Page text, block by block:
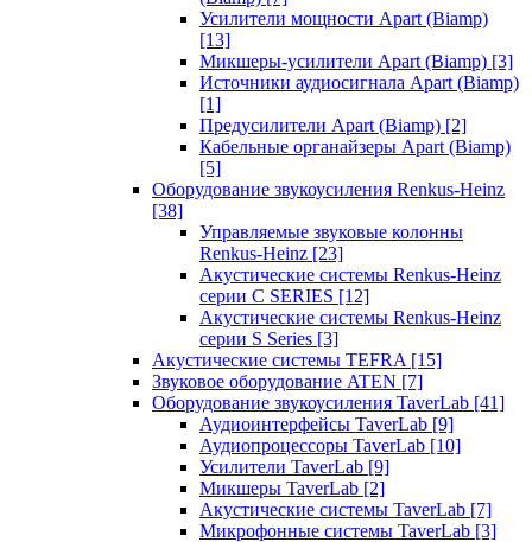
Усилители мощности Apart (Biamp)
[13]
Микшеры-усилители Apart (Biamp) [3]
Источники аудиосигнала Apart (Biamp)
[1]
Предусилители Apart (Biamp) [2]
Кабельные органайзеры Apart (Biamp)
[5]
Оборудование звукоусиления Renkus-Heinz
[38]
Управляемые звуковые колонны
Renkus-Heinz [23]
Акустические системы Renkus-Heinz
серии C SERIES [12]
Акустические системы Renkus-Heinz
серии S Series [3]
Акустические системы TEFRA [15]
Звуковое оборудование ATEN [7]
Оборудование звукоусиления TaverLab [41]
Аудиоинтерфейсы TaverLab [9]
Аудиопроцессоры TaverLab [10]
Усилители TaverLab [9]
Микшеры TaverLab [2]
Акустические системы TaverLab [7]
Микрофонные системы TaverLab [3]